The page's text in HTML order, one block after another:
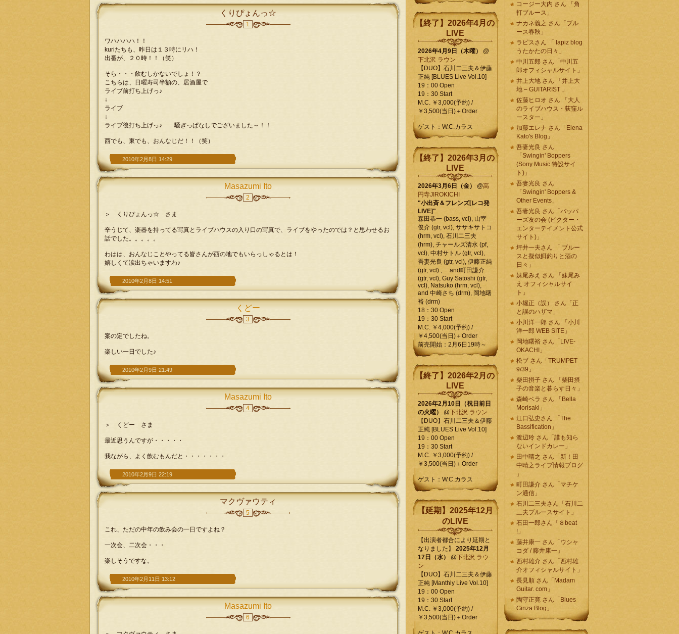
くりぴょんっ☆
1
ワハハハハ！！
kuriたちも、昨日は１３時にリハ！
出番が、２０時！！（笑）
そら・・・飲むしかないでしょ！？
こちらは、日曜寿司半額の、居酒屋で
ライブ前打ち上げっ♪
↓
ライブ
↓
ライブ後打ち上げっ♪ 騒ぎっぱなしでございました～！！
西でも、東でも、おんなじだ！！（笑）
2010年2月8日 14:29
Masazumi Ito
2
＞ くりぴょんっ☆ さま
辛うじて、楽器を持ってる写真とライブハウスの入り口の写真で、ライブをやったのでは？と思わせるお
話でした。。。。。
わはは、おんなじことやってる皆さんが西の地でもいらっしゃるとは！
嬉しくて涙出ちゃいますわ♪
2010年2月8日 14:51
くどー
3
案の定でしたね。
楽しい一日でした♪
2010年2月9日 21:49
Masazumi Ito
4
＞ くどー さま
最近思うんですが・・・・・
我ながら、よく飲むもんだと・・・・・・・
2010年2月9日 22:19
マクヴァウティ
5
これ、ただの中年の飲み会の一日ですよね？
一次会、二次会・・・
楽しそうですな。
2010年2月11日 13:12
Masazumi Ito
6
【終了】2026年4月の
LIVE
2026年4月9日（木曜）
@
下北沢 ラウン
【DUO】石川二三夫＆伊藤
正純 [BLUES Live Vol.10]
19：00 Open
19：30 Start
M.C. ￥3,000(予約) /
￥3,500(当日)＋Order
ゲスト：W.C.カラス
【終了】2026年3月の
LIVE
2026年3月6日（金） @高
円寺JIROKICHI
"小出斉＆フレンズ[レコ発
LIVE]"
森田恭一 (bass, vcl), 山室
俊介 (gtr, vcl), ササキサトコ
(hrm, vcl), 石川二三夫
(hrm), チャールズ清水 (pf,
vcl), 中村サトル (gtr, vcl),
吾妻光良 (gtr, vcl), 伊藤正純
(gtr, vcl) , and町田謙介
(gtr, vcl), Guy Satoshi (gtr,
vcl), Natsuko (hrm, vcl),
and 中崎さち (drm), 岡地曙
裕 (drm)
18：30 Open
19：30 Start
M.C. ￥4,000(予約) /
￥4,500(当日)＋Order
前売開始：2月6日19時～
【終了】2026年2月の
LIVE
2026年2月10日（祝日前日
の火曜）
@下北沢 ラウン
【DUO】石川二三夫＆伊藤
正純 [BLUES Live Vol.10]
19：00 Open
19：30 Start
M.C. ￥3,000(予約) /
￥3,500(当日)＋Order
ゲスト：W.C.カラス
【延期】2025年12月
のLIVE
【出演者都合により延期と
なりました】 2025年12月
17日（水）
@下北沢 ラウ
ン
【DUO】石川二三夫＆伊藤
正純 [Manthly Live Vol.10]
19：00 Open
19：30 Start
M.C. ￥3,000(予約) /
￥3,500(当日)＋Order
コージー大内 さん 「角
打ブルース」
ナカネ義之 さん「ブル
ース春秋」
ラピスさん 「 lapiz blog
うたかたの日々」
中川五郎 さん「中川五
郎オフィシャルサイト」
井上大地 さん 「井上大
地 – GUITARIST 」
佐藤ヒロオ さん 「大人
のライブハウス・荻窪ル
ースター」
加藤エレナ さん「Elena
Kato's Blog」
吾妻光良 さん
「Swingin' Boppers
(Sony Music 特設サイ
ト)」
吾妻光良 さん
「Swingin' Boppers &
Other Events」
吾妻光良 さん「バッパ
ーズ友の会 (ビクター・
エンターテイメント公式
サイト)」
坪井一夫さん 「 ブルー
スと擬似餌釣りと酒の
日々」
妹尾みえ さん 「妹尾み
え オフィシャルサイ
ト」
小堀正（誤） さん「正
と誤のハザマ」
小川洋一郎 さん 「小川
洋一郎 WEB SITE」
岡地曙裕 さん「LIVE-
OKACHI」
松ブ さん「TRUMPET
9/39」
柴田摂子 さん 「柴田摂
子の音楽と暮らす日々」
森崎ベラ さん 「Bella
Morisaki」
江口弘史さん 「The
Bassification」
渡辺玲 さん「誰も知ら
ないインドカレー」
田中晴之 さん「新！田
中晴之ライブ情報ブログ
」
町田謙介 さん「マチケ
ン通信」
石川二三夫さん「石川二
三夫ブルースサイト」
石田一郎さん「８beat
!」
藤井康一 さん「ウシャ
コダ / 藤井康一」
西村雄介 さん「西村雄
介オフィシャルサイト」
長見順 さん「Madam
Guitar. com」
陶守正寛 さん「Blues
Ginza Blog」